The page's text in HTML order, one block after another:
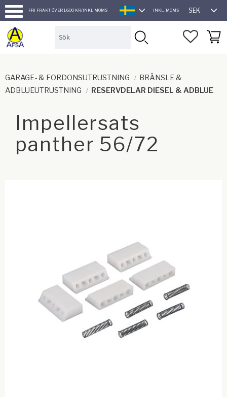
Meny
FRI FRAKT ÖVER 1.600 KR/INKL MOMS
SVENSKA
INKL. MOMS SEK
GARAGE- & FORDONSUTRUSTNING
BRÄNSLE &
ADBLUEUTRUSTNING
RESERVDELAR DIESEL & ADBLUE
Impellersats
panther 56/72